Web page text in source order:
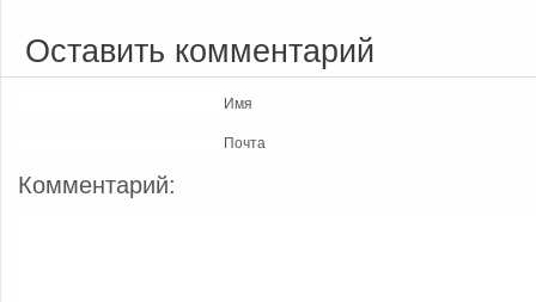
Оставить комментарий
Имя
Почта
Комментарий: